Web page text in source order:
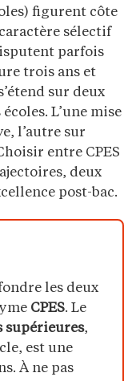
figurent côte
sélectif
parfois
trois ans et
sur deux
L’une mise
l’autre sur
entre CPES
deux
post-bac.
les deux
CPES. Le
supérieures,
est une
À ne pas